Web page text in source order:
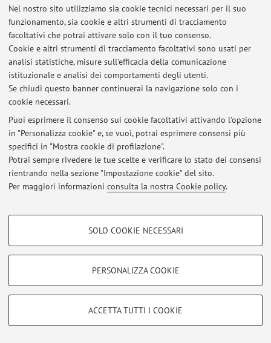
Nel nostro sito utilizziamo sia cookie tecnici necessari per il suo
funzionamento, sia cookie e altri strumenti di tracciamento
facoltativi che potrai attivare solo con il tuo consenso.
Cookie e altri strumenti di tracciamento facoltativi sono usati per
analisi statistiche, misure sull'efficacia della comunicazione
istituzionale e analisi dei comportamenti degli utenti.
Se chiudi questo banner continuerai la navigazione solo con i
cookie necessari.
Puoi esprimere il consenso sui cookie facoltativi attivando l'opzione
in "Personalizza cookie" e, se vuoi, potrai esprimere consensi più
specifici in "Mostra cookie di profilazione".
Potrai sempre rivedere le tue scelte e verificare lo stato dei consensi
rientrando nella sezione "Impostazione cookie" del sito.
Per maggiori informazioni consulta la nostra Cookie policy.
COOKIE DI PROFILAZIONE - FACOLTATIVI
COOKIE TECNICI - NECESSARI
Si tratta di cookie tecnici utilizzati, a titolo esemplificativo, per il corretto
SOLO COOKIE NECESSARI
PERSONALIZZA COOKIE
ACCETTA TUTTI I COOKIE
E-mail: x.wu@unibo.it
Dipartimento di Farmacia e Biotecnologie
Via Belmeloro 6, Bologna -Vai alla mappa
Ultimi avvisi
Al momento non sono presenti avvisi.
Accedi tramiteloginper gestire tutti i contenuti del sito.
© 2026 - ALMA MATER STUDIORUM - Università di Bologna - Via
|Note legali|Impostazioni Cookie